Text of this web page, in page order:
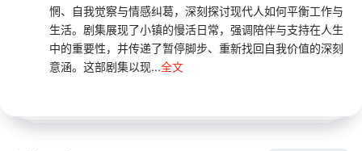
惘、自我觉察与情感纠葛，深刻探讨现代人如何平衡工作与
生活。剧集展现了小镇的慢活日常，强调陪伴与支持在人生
中的重要性，并传递了暂停脚步、重新找回自我价值的深刻
意涵。这部剧集以现...全文